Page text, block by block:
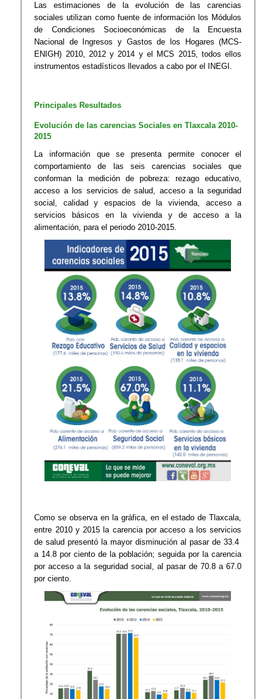
Las estimaciones de la evolución de las carencias
sociales utilizan como fuente de información los Módulos
de Condiciones Socioeconómicas de la Encuesta
Nacional de Ingresos y Gastos de los Hogares (MCS-
ENIGH) 2010, 2012 y 2014 y el MCS 2015, todos ellos
instrumentos estadísticos llevados a cabo por el INEGI.
Principales Resultados
Evolución de las carencias Sociales en Tlaxcala 2010-
2015
​La información que se presenta permite conocer el
comportamiento de las seis carencias sociales que
conforman la medición de pobreza: rezago educativo,
acceso a los servicios de salud, acceso a la seguridad
social, calidad y espacios de la vivienda, acceso a
servicios básicos en la vivienda y de acceso a la
alimentación, para el periodo 2010-2015.
Como se observa en la gráfica, en el estado de Tlaxcala,
entre 2010 y 2015 la carencia por acceso a los servicios
de salud presentó la mayor disminución al pasar de 33.4
a 14.8 por ciento de la población; seguida por la carencia
por acceso a la seguridad social, al pasar de 70.8 a 67.0
por ciento.